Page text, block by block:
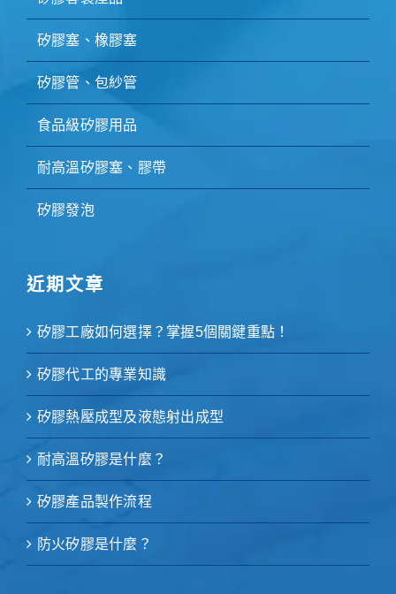
矽膠塞、橡膠塞
矽膠管、包紗管
食品級矽膠用品
耐高溫矽膠塞、膠帶
矽膠發泡
近期文章
矽膠工廠如何選擇？掌握5個關鍵重點！
矽膠代工的專業知識
矽膠熱壓成型及液態射出成型
耐高溫矽膠是什麼？
矽膠產品製作流程
防火矽膠是什麼？